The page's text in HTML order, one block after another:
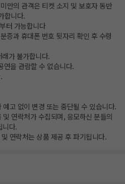
만의 관객은 티켓 소지 및 보호자 동반
합니다.
터 가능합니다
증과 휴대폰 번호 뒷자리 확인 후 수령
가 불가합니다.
연을 관람할 수 없습니다.
고 없이 변경 또는 중단될 수 있습니다.
연락처가 수집되며, 응모하신 분들의
니다.
연락처는 상품 제공 후 파기됩니다.